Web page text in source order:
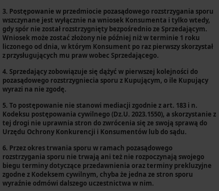
3. Postępowanie w przedmiocie pozasądowego rozstrzygania sporu
wszczynane jest wyłącznie na wniosek Konsumenta i tylko wtedy,
gdy spór nie został rozstrzygnięty bezpośrednio ze Sprzedającym.
Wniosek może zostać złożony nie później niż w terminie 1 roku
liczonego od dnia, w którym Konsument po raz pierwszy skorzystał
z przysługujących mu praw wobec Sprzedającego.
4. Sprzedający zobowiązuje się dążyć w pierwszej kolejności do
pozasądowego rozstrzygniecia sporu z Kupującym, o ile Kupujący
wyrazi na nie zgodę.
5. To postępowanie nie stanowi mediacji zgodnie z art. 183 i n.
Kodeksu postępowania cywilnego (Dz.U. 2023.1550), a skorzystanie z
tej drogi nie uprawnia stron do zwrócenia się ze swoją sprawą do
Urzędu Ochrony Konkurencji i Konsumentów lub do sądu.
6. Przez okres trwania sporu w ramach pozasądowego
rozstrzygania sporu nie trwają ani też nie rozpoczynają swojego
biegu terminy dotyczące przedawnienia oraz terminy prekluzyjne
zgodne z Kodeksem cywilnym, chyba że jedna ze stron sporu
wyraźnie odmówi dalszego uczestnictwa w nim.